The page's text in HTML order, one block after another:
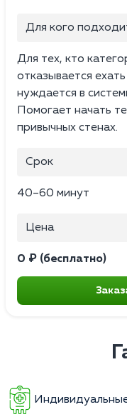
Для кого
Для тех, кто
отказывается
нуждается в
Помогает начать
привычных стенах.
Срок
40–60 минут
Цена
0 ₽ (бесплатно)